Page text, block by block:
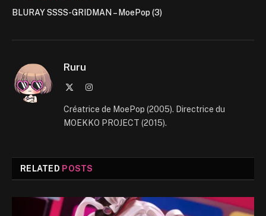
BLURAY SSSS-GRIDMAN – MoePop (3)
Ruru
Instagram
Créatrice de MoePop (2005). Directrice du
MOEKKO PROJECT (2015).
RELATED POSTS